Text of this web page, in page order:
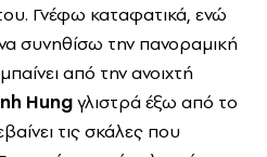
Γνέφω καταφατικά, ενώ
συνηθίσω την πανοραμική
από την ανοιχτή
Hungγλιστρά έξω από το
τις σκάλες που